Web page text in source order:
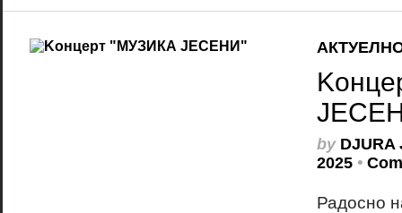
by DJURA
2025 •
Радосно